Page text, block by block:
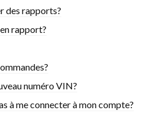
des rapports?
rapport?
numéro VIN?
à me connecter à mon compte?